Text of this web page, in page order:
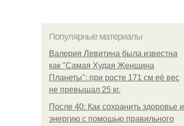
Популярные материалы
Валерия Левитина была известна
как "Самая Худая Женщина
Планеты": при росте 171 см её вес
не превышал 25 кг.
После 40: Как сохранить здоровье и
энергию с помощью правильного